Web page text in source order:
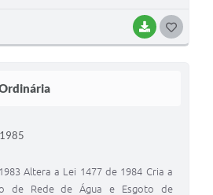
BAIXAR
Altera a Lei 1477 de 1984 Cria a
de Rede de Água e Esgoto de